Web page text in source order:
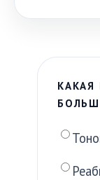
КАКАЯ